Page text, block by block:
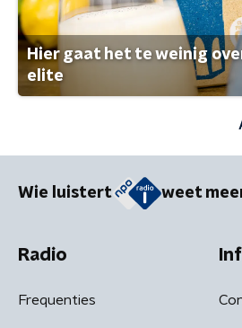
Hier gaat het te weinig
elite
Wie luistert weet
Radio
Frequenties